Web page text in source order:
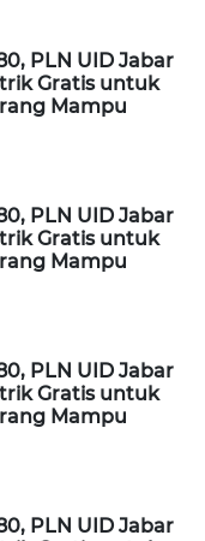
PLN UID Jabar
Gratis untuk
Mampu
PLN UID Jabar
Gratis untuk
Mampu
PLN UID Jabar
Gratis untuk
Mampu
PLN UID Jabar